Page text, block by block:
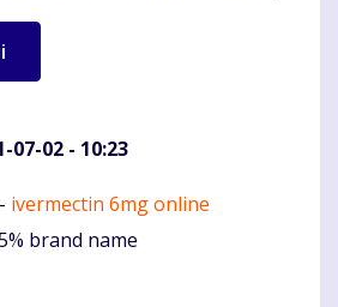
07-02 - 10:23
ivermectin 6mg online
brand name